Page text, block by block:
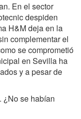
En el sector
despiden
H&M deja en la
complementar el
se comprometió
en Sevilla ha
y a pesar de
¿No se habían